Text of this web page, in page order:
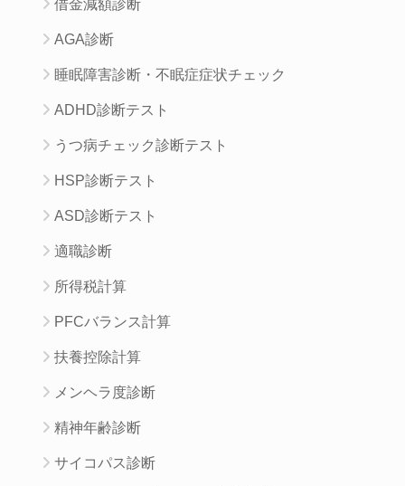
借金減額診断
AGA診断
睡眠障害診断・不眠症症状チェック
ADHD診断テスト
うつ病チェック診断テスト
HSP診断テスト
ASD診断テスト
適職診断
所得税計算
PFCバランス計算
扶養控除計算
メンヘラ度診断
精神年齢診断
サイコパス診断